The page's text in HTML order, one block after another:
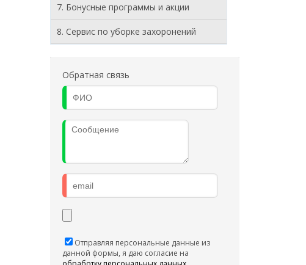
7. Бонусные программы и акции
8. Cервис по уборке захоронений
Обратная связь
Отправляя персональные данные из
данной формы, я даю согласие на